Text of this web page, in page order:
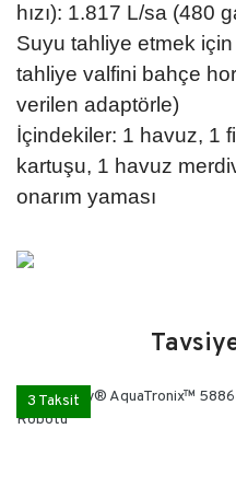
hızı): 1.817 L/sa (480
Suyu tahliye etmek
tahliye valfini bahçe
verilen adaptörle)
İçindekiler: 1 havuz, 1
kartuşu, 1 havuz
onarım yaması
Kullanım
3 Taksit